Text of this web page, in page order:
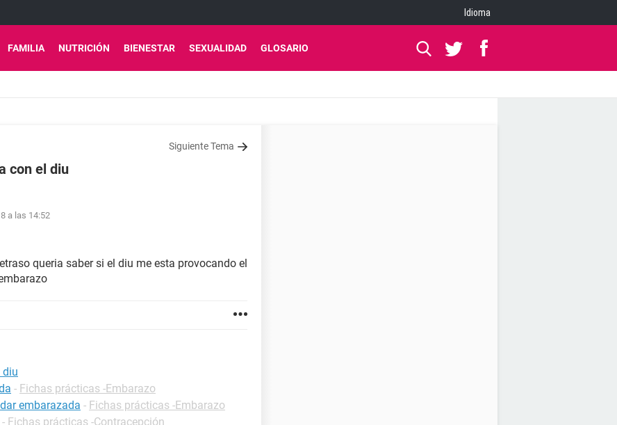
Idioma
FAMILIA NUTRICIÓN BIENESTAR SEXUALIDAD GLOSARIO
Siguiente Tema
con el diu
a las 14:52
queria saber si el diu me esta provocando el
diu
- Fichas prácticas -Embarazo
embarazada - Fichas prácticas -Embarazo
- Fichas prácticas -Contracepción